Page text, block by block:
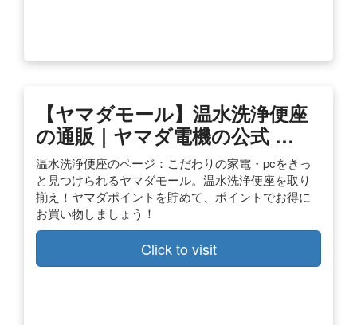
【ヤマダモール】温水洗浄便座
の通販｜ヤマダ電機の公式 …
温水洗浄便座のページ：こだわりの家電・pcをきっ
と見つけられるヤマダモール。温水洗浄便座を取り
揃え！ヤマダポイントを貯めて、ポイントでお得に
お買い物しましょう！
Click to visit